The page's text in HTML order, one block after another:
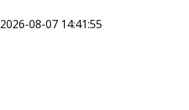
2026-08-07 14:41:55